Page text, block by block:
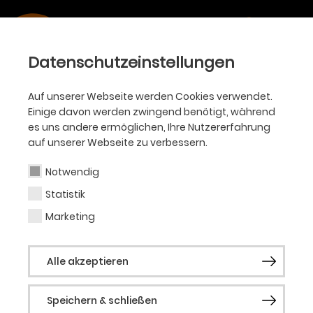
Datenschutzeinstellungen
Auf unserer Webseite werden Cookies verwendet.
Einige davon werden zwingend benötigt, während
es uns andere ermöglichen, Ihre Nutzererfahrung
auf unserer Webseite zu verbessern.
Notwendig
Statistik
Marketing
Alle akzeptieren
Speichern & schließen